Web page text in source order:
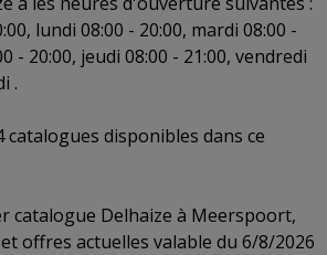
lundi 08:00 - 20:00, mardi 08:00 -
- 20:00, jeudi 08:00 - 21:00, vendredi
.
catalogues disponibles dans ce
catalogue Delhaize à Meerspoort,
offres actuelles valable du 6/8/2026